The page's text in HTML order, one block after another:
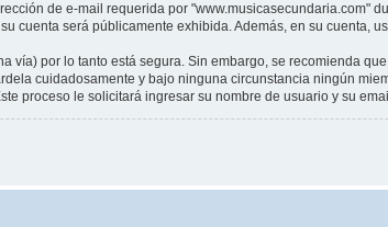
de e-mail requerida por "www.musicasecundaria.com"
cuenta será públicamente exhibida. Además, en su cuenta,
vía) por lo tanto está segura. Sin embargo, se recomienda
cuidadosamente y bajo ninguna circunstancia ningún
proceso le solicitará ingresar su nombre de usuario y su